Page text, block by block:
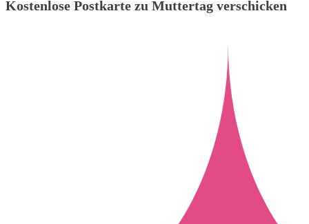
Kostenlose Postkarte zu Muttertag verschicken